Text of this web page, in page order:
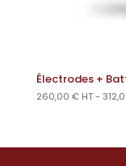
Électrodes +
260,00 € HT -